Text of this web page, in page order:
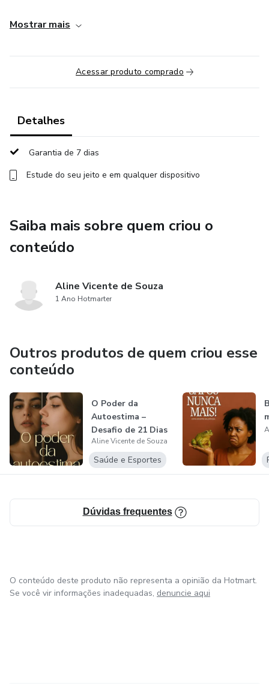
• Identificar e reconhecer suas feridas emocionais
• Compreender como a dor molda comportamentos e
espirituais
• Planejar seu florescimento com metas emocionais claras
• 4 aulas em vídeo
• Exercícios guiados para reflexão
Mostrar mais
Acessar produto comprado
Detalhes
Garantia de 7 dias
Estude do seu jeito e em qualquer dispositivo
Saiba mais sobre quem criou o
conteúdo
Aline Vicente de Souza
1 Ano Hotmarter
Outros produtos de quem criou esse
conteúdo
O Poder da
Autoestima –
Desafio de 21 Dias
Aline Vicente de Souza
Saúde e Esportes
Dúvidas frequentes
O conteúdo deste produto não representa a opinião da Hotmart.
Se você vir informações inadequadas, denuncie aqui